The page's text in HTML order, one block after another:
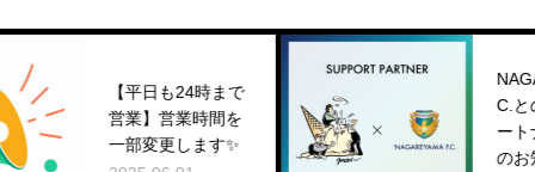
24時まで
業時間を
します✨
NAGAREYAMA F.
C.とのサポートパ
ートナー契約締結
のお知らせ